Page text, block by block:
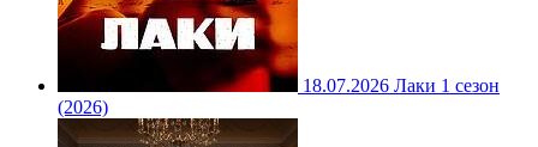
18.07.2026 Лаки 1 сезон
(2026)